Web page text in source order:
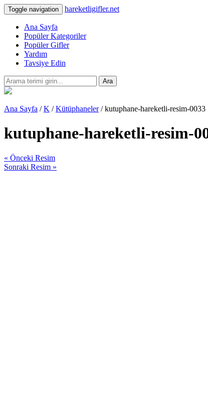
Toggle navigation hareketligifler.net
Ana Sayfa
Popüler Kategoriler
Popüler Gifler
Yardım
Tavsiye Edin
Ara
Ana Sayfa /K /Kütüphaneler/ kutuphane-hareketli-resim-0033
kutuphane-hareketli-resim-
« Önceki Resim
Sonraki Resim »